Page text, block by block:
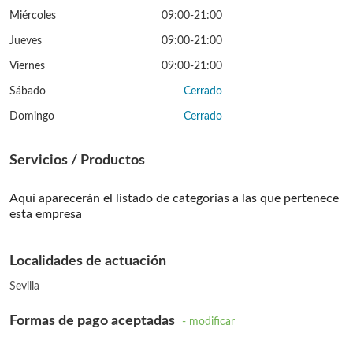
Miércoles 09:00-21:00
Jueves 09:00-21:00
Viernes 09:00-21:00
Sábado Cerrado
Domingo Cerrado
Servicios / Productos
Aquí aparecerán el listado de categorias a las que pertenece
esta empresa
Localidades de actuación
Sevilla
Formas de pago aceptadas - modificar